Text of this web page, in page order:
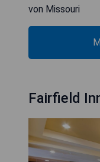
von Missouri
Fairfield